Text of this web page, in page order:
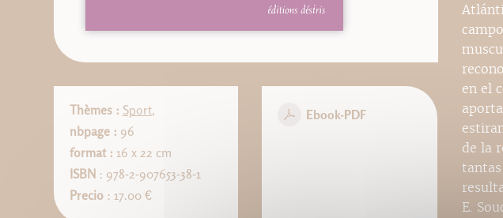
Thèmes : Sport,
nbpage : 96
format : 16 x 22 cm
ISBN : 978-2-907653-38-1
Precio: 17.00 €
Ebook-PDF
en el
de la
E.